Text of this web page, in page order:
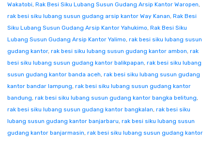
Wakatobi, Rak Besi Siku Lubang Susun Gudang Arsip Kantor Waropen,
rak besi siku lubang susun gudang arsip kantor Way Kanan, Rak Besi
Siku Lubang Susun Gudang Arsip Kantor Yahukimo, Rak Besi Siku
Lubang Susun Gudang Arsip Kantor Yalimo, rak besi siku lubang susun
gudang kantor, rak besi siku lubang susun gudang kantor ambon, rak
besi siku lubang susun gudang kantor balikpapan, rak besi siku lubang
susun gudang kantor banda aceh, rak besi siku lubang susun gudang
kantor bandar lampung, rak besi siku lubang susun gudang kantor
bandung, rak besi siku lubang susun gudang kantor bangka belitung,
rak besi siku lubang susun gudang kantor bangkalan, rak besi siku
lubang susun gudang kantor banjarbaru, rak besi siku lubang susun
gudang kantor banjarmasin, rak besi siku lubang susun gudang kantor